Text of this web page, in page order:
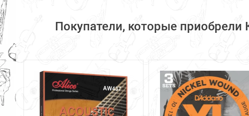
Покупатели, которые приобрели